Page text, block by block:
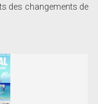
des changements de